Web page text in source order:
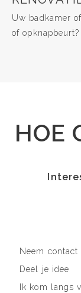
Uw badkamer
of
HOE
Neem contact
Deel je idee
Ik kom langs